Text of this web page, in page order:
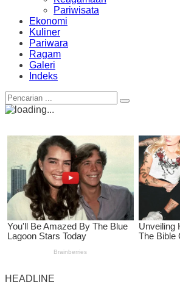
Pariwisata
Ekonomi
Kuliner
Pariwara
Ragam
Galeri
Indeks
HEADLINE